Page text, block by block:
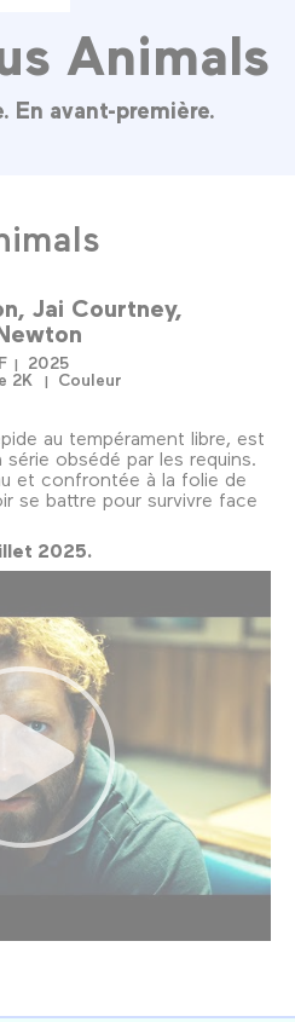
Animals
En avant-première.
Jai Courtney
2025
2K Couleur
au tempérament libre, est
obsédé par les requins.
et confrontée à la folie de
se battre pour survivre face
2025.